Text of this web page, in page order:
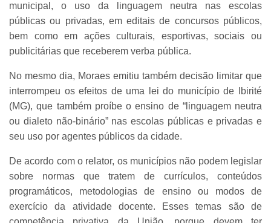
municipal, o uso da linguagem neutra nas escolas
públicas ou privadas, em editais de concursos públicos,
bem como em ações culturais, esportivas, sociais ou
publicitárias que receberem verba pública.
No mesmo dia, Moraes emitiu também decisão limitar que
interrompeu os efeitos de uma lei do município de Ibirité
(MG), que também proíbe o ensino de “linguagem neutra
ou dialeto não-binário” nas escolas públicas e privadas e
seu uso por agentes públicos da cidade.
De acordo com o relator, os municípios não podem legislar
sobre normas que tratem de currículos, conteúdos
programáticos, metodologias de ensino ou modos de
exercício da atividade docente. Esses temas são de